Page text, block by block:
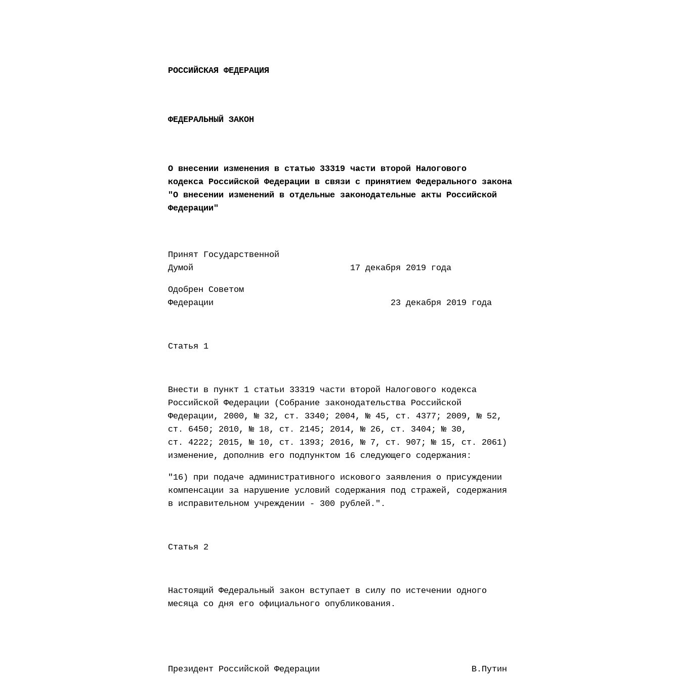
РОССИЙСКАЯ ФЕДЕРАЦИЯ
ФЕДЕРАЛЬНЫЙ ЗАКОН
О внесении изменения в статью 33319 части второй Налогового
кодекса Российской Федерации в связи с принятием Федерального закона
"О внесении изменений в отдельные законодательные акты Российской
Федерации"
Принят Государственной
Думой 17 декабря 2019 года
Одобрен Советом
Федерации 23 декабря 2019 года
Статья 1
Внести в пункт 1 статьи 33319 части второй Налогового кодекса
Российской Федерации (Собрание законодательства Российской
Федерации, 2000, № 32, ст. 3340; 2004, № 45, ст. 4377; 2009, № 52,
ст. 6450; 2010, № 18, ст. 2145; 2014, № 26, ст. 3404; № 30,
ст. 4222; 2015, № 10, ст. 1393; 2016, № 7, ст. 907; № 15, ст. 2061)
изменение, дополнив его подпунктом 16 следующего содержания:
"16) при подаче административного искового заявления о присуждении
компенсации за нарушение условий содержания под стражей, содержания
в исправительном учреждении - 300 рублей.".
Статья 2
Настоящий Федеральный закон вступает в силу по истечении одного
месяца со дня его официального опубликования.
Президент Российской Федерации В.Путин